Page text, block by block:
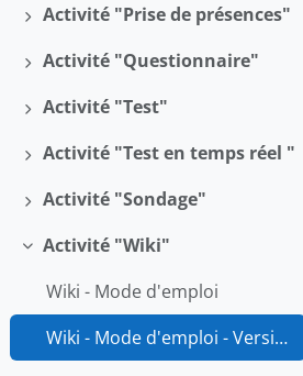
Déplier
Activité "Prise de présences"
Déplier
Activité "Questionnaire"
Déplier
Activité "Test"
Déplier
Activité "Test en temps réel "
Déplier
Activité "Sondage"
Replier
Activité "Wiki"
Wiki - Mode d'emploi
Wiki - Mode d'emploi - Version imprimable